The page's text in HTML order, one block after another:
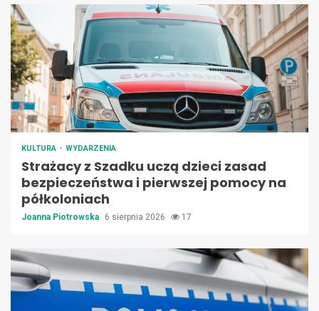
KULTURA WYDARZENIA
Strażacy z Szadku uczą dzieci zasad
bezpieczeństwa i pierwszej pomocy na
półkoloniach
Joanna Piotrowska 6 sierpnia 2026 17